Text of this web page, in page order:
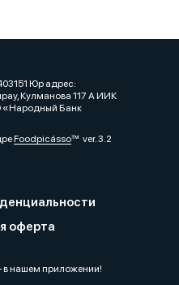
Юр адрес:
Кулманова 117 А ИИК
«Народный Банк
Foodpicássover. 3.2
оферта
в нашем приложении!